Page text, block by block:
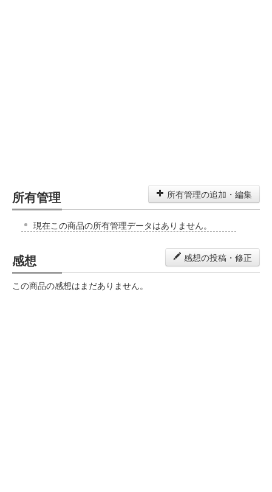
所有管理 所有管理の追加・編集
現在この商品の所有管理データはありません。
感想 感想の投稿・修正
この商品の感想はまだありません。